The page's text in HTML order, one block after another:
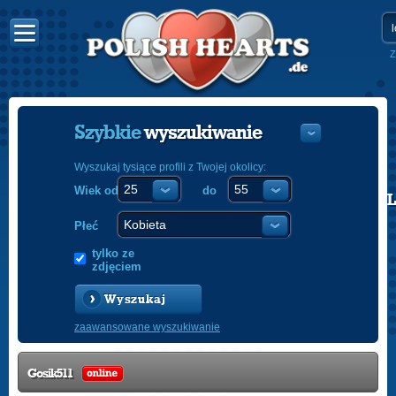
POLISH
Szybkiewyszukiwanie
Wyszukaj tysiące profili z Twojej okolicy:
Wiek od do
Płeć
tylko ze
zdjęciem
Wyszukaj
zaawansowane wyszukiwanie
Gosik511